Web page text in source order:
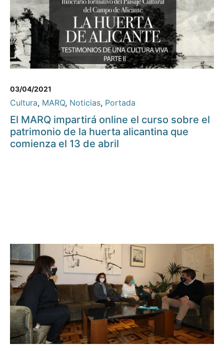
03/04/2021
Cultura, MARQ, Noticias, Portada
El MARQ impartirá online el curso sobre el
patrimonio de la huerta alicantina que
comienza el 13 de abril